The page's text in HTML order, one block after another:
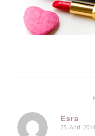
Esra
sagte:
25. April